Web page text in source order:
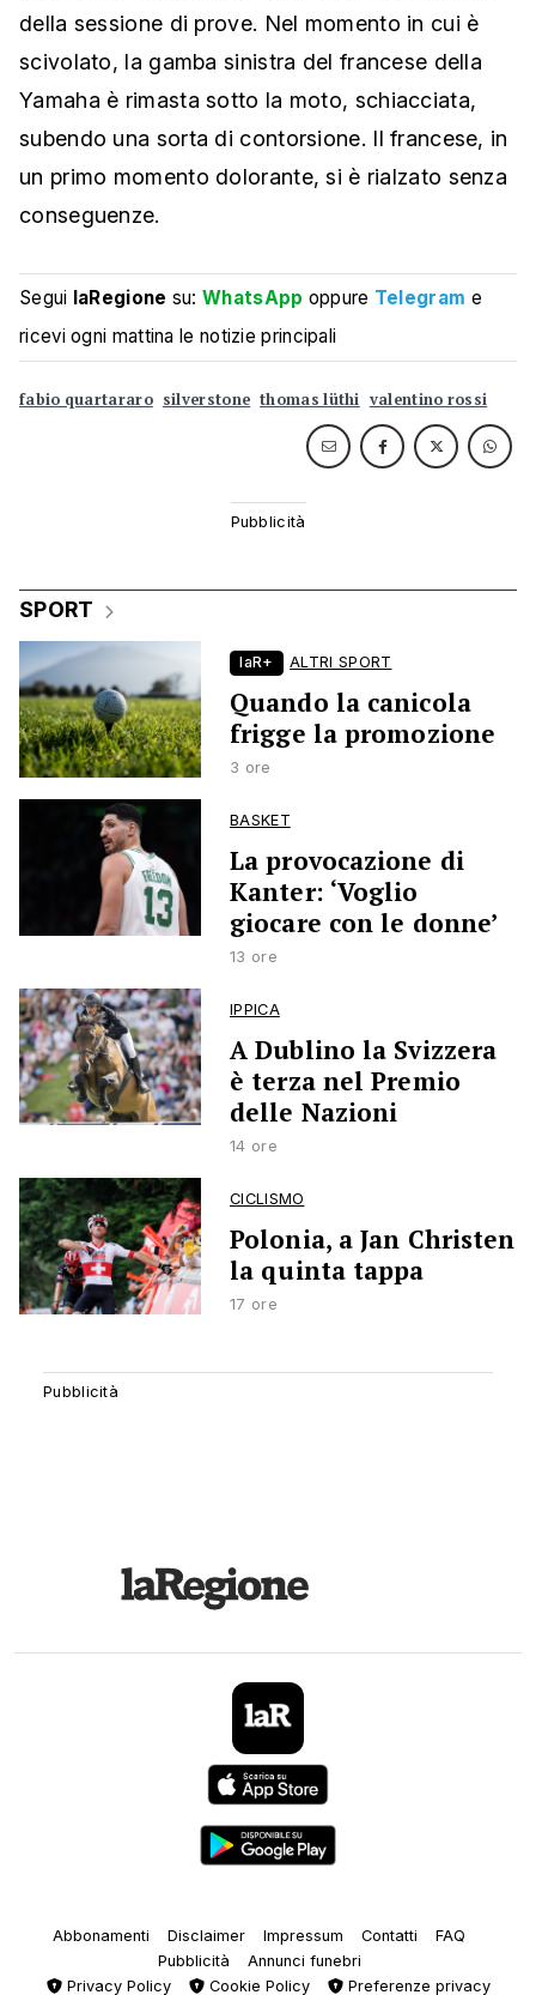
della sessione di prove. Nel momento in cui è
scivolato, la gamba sinistra del francese della
Yamaha è rimasta sotto la moto, schiacciata,
subendo una sorta di contorsione. Il francese, in
un primo momento dolorante, si è rialzato senza
conseguenze.
Segui laRegione su:WhatsApp oppure Telegram e
ricevi ogni mattina le notizie principali
fabio quartararo silverstone thomas lüthi valentino rossi
SPORT
laR+ ALTRI SPORT
Quando la canicola
frigge la promozione
3 ore
BASKET
La provocazione di
Kanter: ‘Voglio
giocare con le donne’
13 ore
IPPICA
A Dublino la Svizzera
è terza nel Premio
delle Nazioni
14 ore
CICLISMO
Polonia, a Jan Christen
la quinta tappa
17 ore
Abbonamenti Disclaimer Impressum Contatti
FAQ
Pubblicità
Annunci funebri
Privacy Policy
Cookie Policy Preferenze privacy